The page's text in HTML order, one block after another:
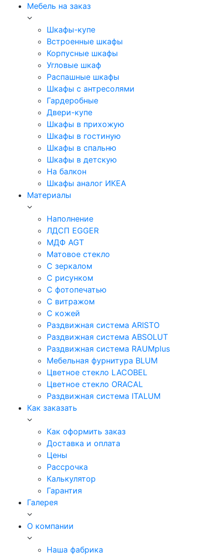
Мебель на заказ
Шкафы-купе
Встроенные шкафы
Корпусные шкафы
Угловые шкаф
Распашные шкафы
Шкафы с антресолями
Гардеробные
Двери-купе
Шкафы в прихожую
Шкафы в гостиную
Шкафы в спальню
Шкафы в детскую
На балкон
Шкафы аналог ИКЕА
Материалы
Наполнение
ЛДСП EGGER
МДФ AGT
Матовое стекло
С зеркалом
С рисунком
С фотопечатью
С витражом
С кожей
Раздвижная система ARISTO
Раздвижная система ABSOLUT
Раздвижная система RAUMplus
Мебельная фурнитура BLUM
Цветное стекло LACOBEL
Цветное стекло ORACAL
Раздвижная система ITALUM
Как заказать
Как оформить заказ
Доставка и оплата
Цены
Рассрочка
Калькулятор
Гарантия
Галерея
О компании
Наша фабрика